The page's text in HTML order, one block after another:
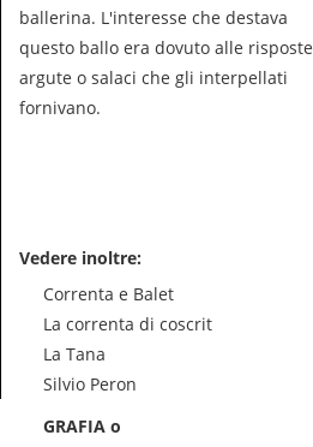
ballerina. L'interesse che destava
questo ballo era dovuto alle risposte
argute o salaci che gli interpellati
fornivano.
Vedere inoltre:
Correnta e Balet
La correnta di coscrit
La Tana
Silvio Peron
GRAFIA o